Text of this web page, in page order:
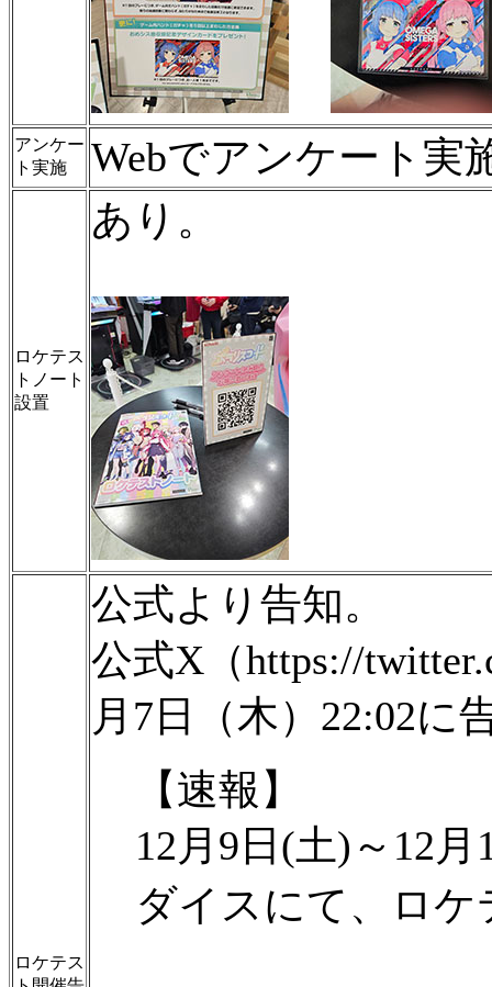
アンケー
ト実施
Webでアンケート実
ロケテス
トノート
設置
あり。
ロケテス
公式より告知。
公式X（https://
月7日（木）22:02に
【速報】
12月9日(土)～12
ダイスにて、ロケ